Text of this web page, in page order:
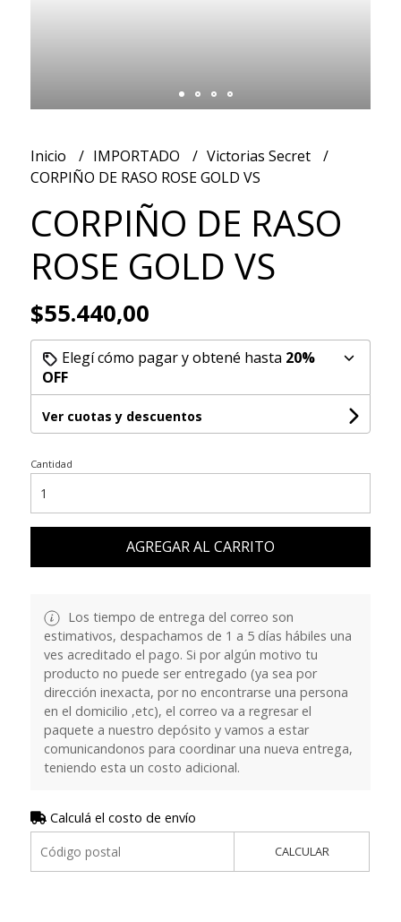
Inicio IMPORTADO
Victorias Secret
CORPIÑO DE RASO ROSE GOLD VS
CORPIÑO DE RASO
ROSE GOLD VS
$55.440,00
Elegí cómo pagar y obtené hasta 20%
OFF
Ver cuotas y descuentos
Cantidad
AGREGAR AL CARRITO
Los tiempo de entrega del correo son
estimativos, despachamos de 1 a 5 días hábiles una
ves acreditado el pago. Si por algún motivo tu
producto no puede ser entregado (ya sea por
dirección inexacta, por no encontrarse una persona
en el domicilio ,etc), el correo va a regresar el
paquete a nuestro depósito y vamos a estar
comunicandonos para coordinar una nueva entrega,
teniendo esta un costo adicional.
Calculá el costo de envío
CALCULAR